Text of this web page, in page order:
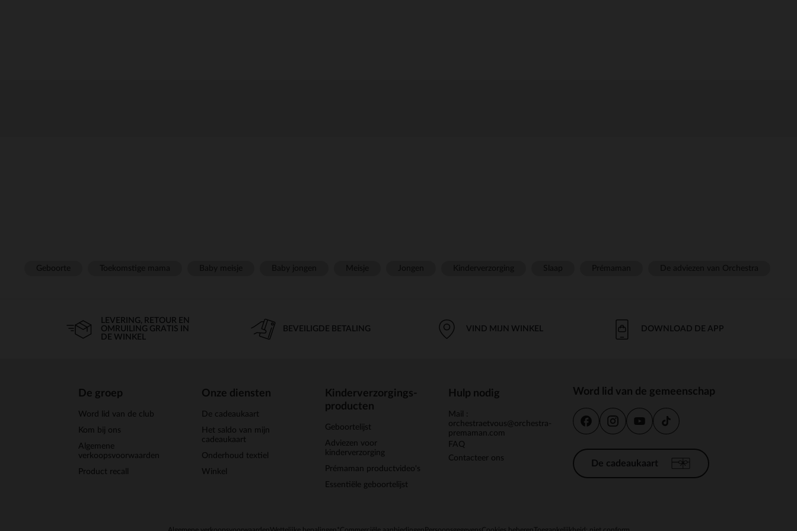
LEVERING, RETOUR EN
OMRUILING GRATIS IN
DE WINKEL
BEVEILIGDE BETALING VIND MIJN WINKEL DOWNLOAD DE APP
De groep
Word lid van de club
Kom bij ons
Algemene
verkoopsvoorwaarden
Product recall
Onze diensten
De cadeaukaart
Het saldo van mijn
cadeaukaart
Onderhoud textiel
Winkel
Kinderverzorgings-
producten
Geboortelijst
Adviezen voor
kinderverzorging
Prémaman productvideo's
Essentiële geboortelijst
Hulp nodig
Mail :
orchestraetvous@orchestra-
premaman.com
FAQ
Contacteer ons
Word lid van de gemeenschap
De cadeaukaart